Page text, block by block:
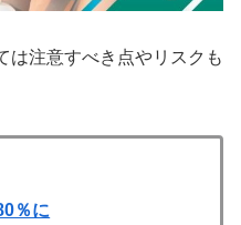
は注意すべき点やリスクも
％に